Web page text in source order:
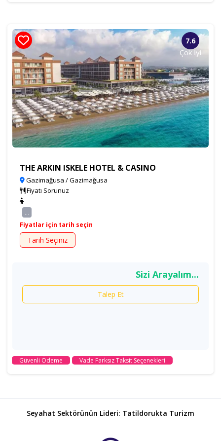
7.6
Çok İyi
THE ARKIN ISKELE HOTEL & CASINO
Gazimağusa / Gazimağusa
Fiyatı Sorunuz
...
Fiyatlar için tarih seçin
Tarih Seçiniz
Sizi Arayalım...
Talep Et
Güvenli Ödeme Vade Farksız Taksit Seçenekleri
Seyahat Sektörünün Lideri: Tatildorukta Turizm